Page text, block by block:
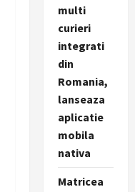
multi
curieri
integrati
din
Romania,
lanseaza
aplicatie
mobila
nativa
Matricea